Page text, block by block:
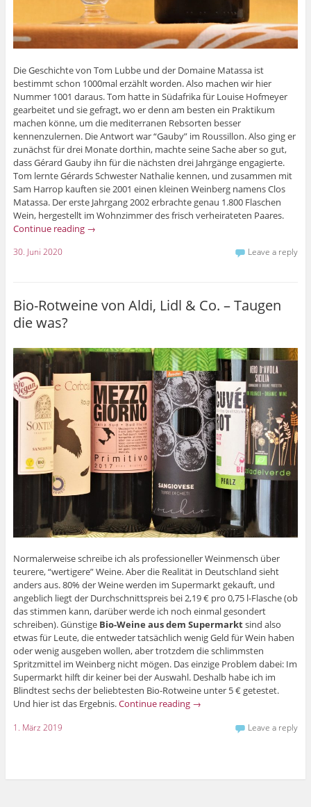
Die Geschichte von Tom Lubbe und der Domaine Matassa ist
bestimmt schon 1000mal erzählt worden. Also machen wir hier
Nummer 1001 daraus. Tom hatte in Südafrika für Louise Hofmeyer
gearbeitet und sie gefragt, wo er denn am besten ein Praktikum
machen könne, um die mediterranen Rebsorten besser
kennenzulernen. Die Antwort war “Gauby” im Roussillon. Also ging er
zunächst für drei Monate dorthin, machte seine Sache aber so gut,
dass Gérard Gauby ihn für die nächsten drei Jahrgänge engagierte.
Tom lernte Gérards Schwester Nathalie kennen, und zusammen mit
Sam Harrop kauften sie 2001 einen kleinen Weinberg namens Clos
Matassa. Der erste Jahrgang 2002 erbrachte genau 1.800 Flaschen
Wein, hergestellt im Wohnzimmer des frisch verheirateten Paares.
Continue reading →
30. Juni 2020 Leave a reply
Bio-Rotweine von Aldi, Lidl & Co. – Taugen
die was?
Normalerweise schreibe ich als professioneller Weinmensch über
teurere, “wertigere” Weine. Aber die Realität in Deutschland sieht
anders aus. 80% der Weine werden im Supermarkt gekauft, und
angeblich liegt der Durchschnittspreis bei 2,19 € pro 0,75 l-Flasche (ob
das stimmen kann, darüber werde ich noch einmal gesondert
schreiben). Günstige Bio-Weine aus dem Supermarktsind also
etwas für Leute, die entweder tatsächlich wenig Geld für Wein haben
oder wenig ausgeben wollen, aber trotzdem die schlimmsten
Spritzmittel im Weinberg nicht mögen. Das einzige Problem dabei: Im
Supermarkt hilft dir keiner bei der Auswahl. Deshalb habe ich im
Blindtest sechs der beliebtesten Bio-Rotweine unter 5 € getestet.
Und hier ist das Ergebnis.Continue reading →
1. März 2019 Leave a reply